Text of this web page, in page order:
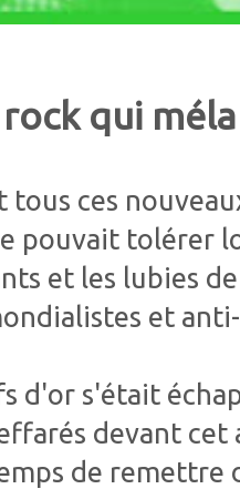
rock qui
ces
pouvait tolérer
et les lubies
et
d'or s'était
devant
de remettre